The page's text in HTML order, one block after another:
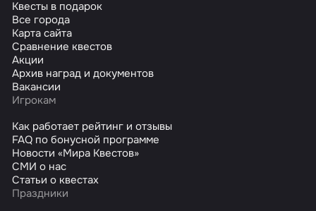
Квесты в подарок
Все города
Карта сайта
Сравнение квестов
Акции
Архив наград и документов
Вакансии
Игрокам
Как работает рейтинг и отзывы
FAQ по бонусной программе
Новости «Мира Квестов»
СМИ о нас
Статьи о квестах
Праздники